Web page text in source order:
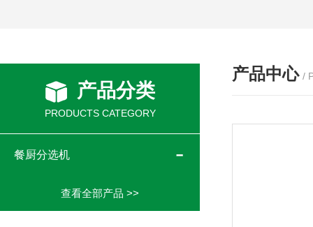
产品中心 /
产品分类
PRODUCTS CATEGORY
餐厨分选机
查看全部产品 >>